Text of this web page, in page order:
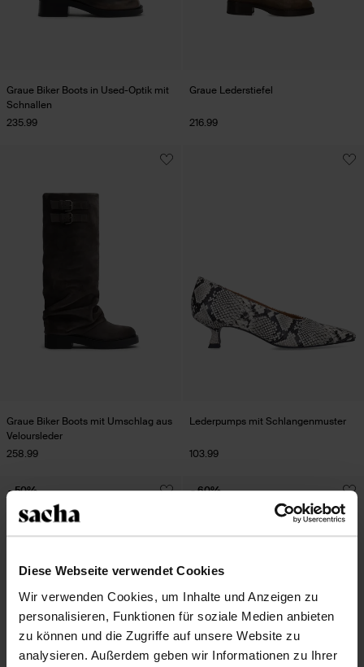
Diese Webseite verwendet Cookies
Wir verwenden Cookies, um Inhalte und Anzeigen zu
personalisieren, Funktionen für soziale Medien anbieten
zu können und die Zugriffe auf unsere Website zu
analysieren. Außerdem geben wir Informationen zu Ihrer
Graue Biker Boots in Used-Optik mit
Schnallen
235.99
Graue Lederstiefel
216.99
Graue Biker Boots mit Umschlag aus
Veloursleder
258.99
Lederpumps mit Schlangenmuster
103.99
- 50% - 60%